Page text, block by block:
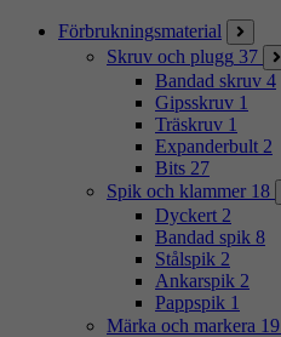
Förbrukningsmaterial
Skruv och plugg 37
Bandad skruv 4
Gipsskruv 1
Träskruv 1
Expanderbult 2
Bits 27
Spik och klammer 18
Dyckert 2
Bandad spik 8
Stålspik 2
Ankarspik 2
Pappspik 1
Märka och markera 19